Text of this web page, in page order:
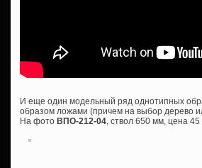
И еще один модельный ряд однотипных
образом ложами (причем на выбор дерево
На фото ВПО-212-04, ствол 650 мм, цена